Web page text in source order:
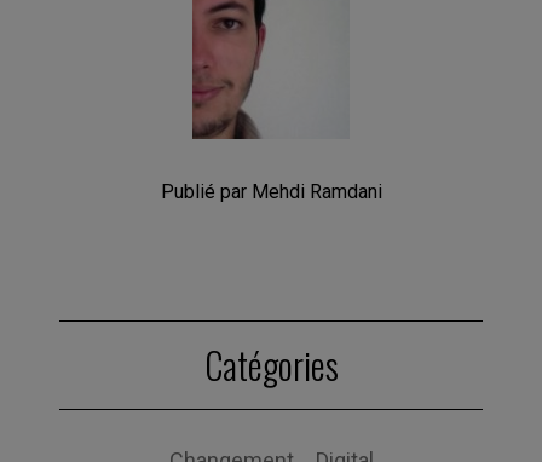
Publié par Mehdi Ramdani
Catégories